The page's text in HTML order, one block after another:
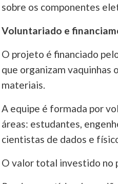
sobre os componentes
Voluntariado e
O projeto é financiado
que organizam vaquinhas
materiais.
A equipe é formada por
áreas: estudantes,
cientistas de dados e
O valor total investido no